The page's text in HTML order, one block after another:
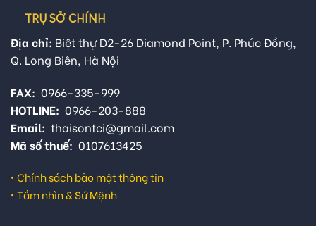
TRỤ SỞ CHÍNH
Địa chỉ: Biệt thự D2-26 Diamond Point, P. Phúc Đồng,
Q. Long Biên, Hà Nội
FAX: 0966-335-999
HOTLINE: 0966-203-888
Email: thaisontci@gmail.com
Mã số thuế: 0107613425
• Chính sách bảo mật thông tin
• Tầm nhìn & Sứ Mệnh